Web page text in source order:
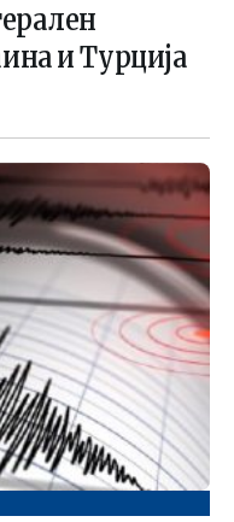
и Турција